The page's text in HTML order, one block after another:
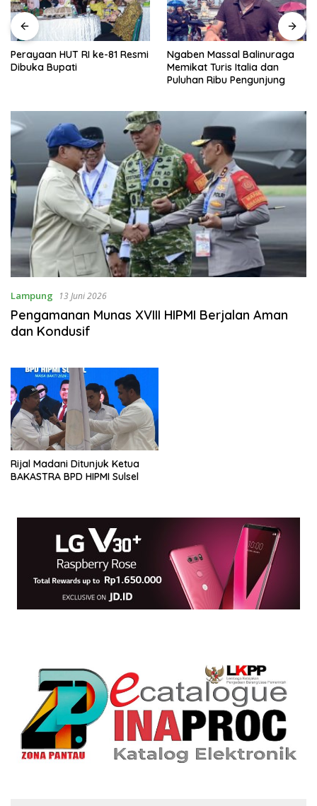
Perayaan HUT RI ke-81 Resmi
Dibuka Bupati
Ngaben Massal Balinuraga
Memikat Turis Italia dan
Puluhan Ribu Pengunjung
Lampung 13 Juni 2026
Pengamanan Munas XVIII HIPMI Berjalan Aman
dan Kondusif
Rijal Madani Ditunjuk Ketua
BAKASTRA BPD HIPMI Sulsel